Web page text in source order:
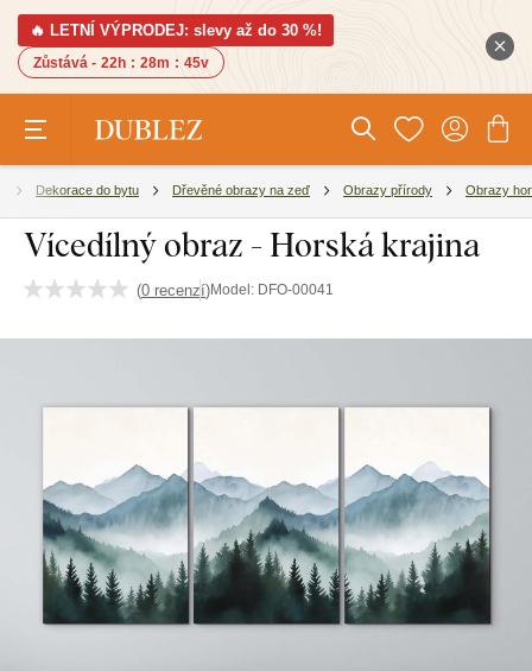
🔥 LETNÍ VÝPRODEJ: slevy až do 30 %!
Zůstává - 22h : 28m : 44v
Dekorace do bytu Dřevěné obrazy na zeď Obrazy přírody Obrazy hor
Vícedílný obraz - Horská krajina
(0 recenzí)Model: DFO-00041